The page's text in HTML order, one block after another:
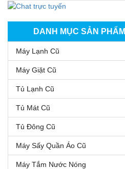
DANH MỤC SẢN PHẨM
Máy Lạnh Cũ
Máy Giặt Cũ
Tủ Lạnh Cũ
Tủ Mát Cũ
Tủ Đông Cũ
Máy Sấy Quần Áo Cũ
Máy Tắm Nước Nóng